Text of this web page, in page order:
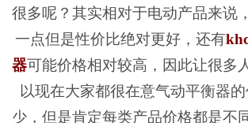
很多呢？其实相对于电动产品来说
一点但是性价比绝对更好，还有
器可能价格相对较高，因此让很多
以现在大家都很在意气动平衡器
少，但是肯定每类产品价格都是不